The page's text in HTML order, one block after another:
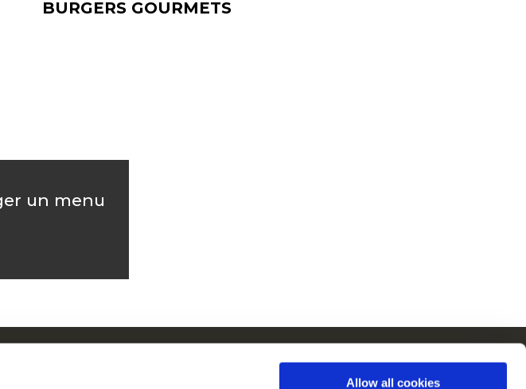
Allow all cookies
BURGERS GOURMETS
un menu
McCain en Europe